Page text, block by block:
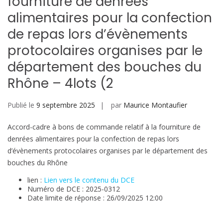
alimentaires pour la confection
de repas lors d’évènements
protocolaires organises par le
département des bouches du
Rhône – 4lots (2
Publié le 9 septembre 2025 par Maurice Montaufier
Accord-cadre à bons de commande relatif à la fourniture de
denrées alimentaires pour la confection de repas lors
d’évènements protocolaires organises par le département des
bouches du Rhône
lien : Lien vers le contenu du DCE
Numéro de DCE : 2025-0312
Date limite de réponse : 26/09/2025 12:00